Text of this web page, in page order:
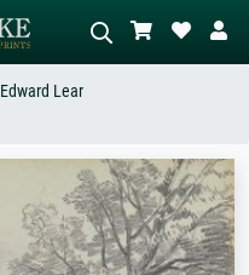
Décrivez la scène – ex. prairie verte,
abstrait avec beaucoup de rouge,
tableau sombre, nu debout près d'un
arbre.
Edward Lear